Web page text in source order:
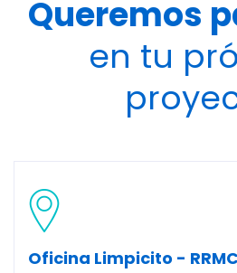
Queremos
en tu
Oficina Limpicito -